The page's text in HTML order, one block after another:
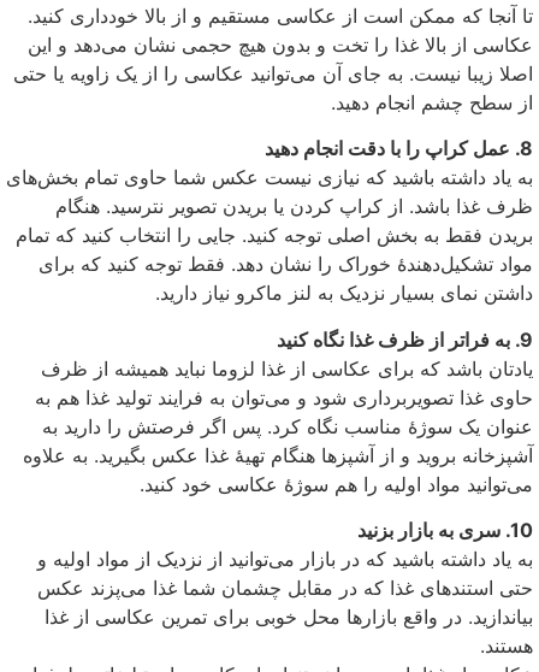
تا آنجا که ممکن است از عکاسی مستقیم و از بالا خودداری کنید.
عکاسی از بالا غذا را تخت و بدون هیچ حجمی نشان می‌دهد و این
اصلا زیبا نیست. به جای آن می‌توانید عکاسی را از یک زاویه یا حتی
از سطح چشم انجام دهید.
8. عمل کراپ را با دقت انجام دهید
به یاد داشته باشید که نیازی نیست عکس شما حاوی تمام بخش‌های
ظرف غذا باشد. از کراپ کردن یا بریدن تصویر نترسید. هنگام
بریدن فقط به بخش اصلی توجه کنید. جایی را انتخاب کنید که تمام
مواد تشکیل‌دهندهٔ خوراک را نشان دهد. فقط توجه کنید که برای
داشتن نمای بسیار نزدیک به لنز ماکرو نیاز دارید.
9. به فراتر از ظرف غذا نگاه کنید
یادتان باشد که برای عکاسی از غذا لزوما نباید همیشه از ظرف
حاوی غذا تصویربرداری شود و می‌توان به فرایند تولید غذا هم به
عنوان یک سوژهٔ مناسب نگاه کرد. پس اگر فرصتش را دارید به
آشپزخانه بروید و از آشپزها هنگام تهیهٔ غذا عکس بگیرید. به علاوه
می‌توانید مواد اولیه را هم سوژهٔ عکاسی خود کنید.
10. سری به بازار بزنید
به یاد داشته باشید که در بازار می‌توانید از نزدیک از مواد اولیه و
حتی استندهای غذا که در مقابل چشمان شما غذا می‌پزند عکس
بیاندازید. در واقع بازارها محل خوبی برای تمرین عکاسی از غذا
هستند.